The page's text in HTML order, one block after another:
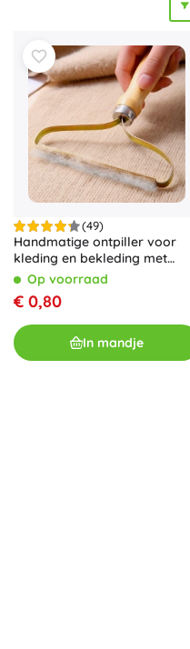
(49)
Handmatige ontpiller voor
kleding en bekleding met
houten handvat
Op voorraad
€ 0,80
In mandje